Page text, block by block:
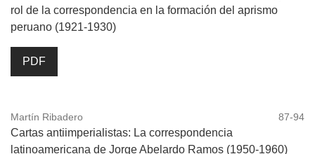
rol de la correspondencia en la formación del aprismo
peruano (1921-1930)
PDF
Martín Ribadero 87-94
Cartas antiimperialistas: La correspondencia
latinoamericana de Jorge Abelardo Ramos (1950-1960)